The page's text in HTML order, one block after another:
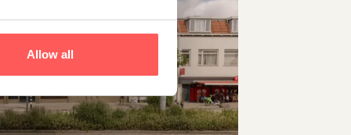
Allow all